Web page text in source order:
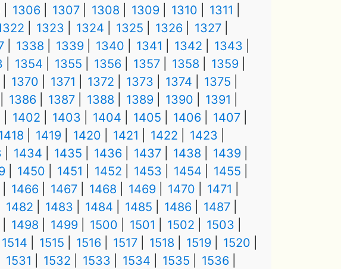
1306 1307 1308 1309 1310
1311
1323 1324 1325 1326
1327
1338 1339 1340 1341 1342
1343
1354 1355 1356 1357 1358
1359
1370 1371 1372 1373 1374
1375
1386 1387 1388 1389 1390
1391
1402 1403 1404 1405 1406
1407
1419 1420 1421 1422
1423
1434 1435 1436 1437 1438
1439
1450 1451 1452 1453 1454
1455
1466 1467 1468 1469 1470
1471
1482 1483 1484 1485 1486
1487
1498 1499 1500 1501 1502
1503
1514 1515 1516 1517 1518 1519
1520
1531 1532 1533 1534 1535 1536